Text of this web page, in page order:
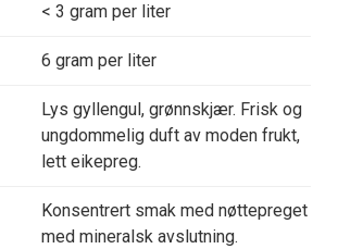
< 3 gram per liter
6 gram per liter
Lys gyllengul, grønnskjær. Frisk og
ungdommelig duft av moden frukt,
lett eikepreg.
Konsentrert smak med nøttepreget
med mineralsk avslutning.